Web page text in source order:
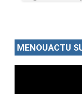
10/09/19
MENOUACTU